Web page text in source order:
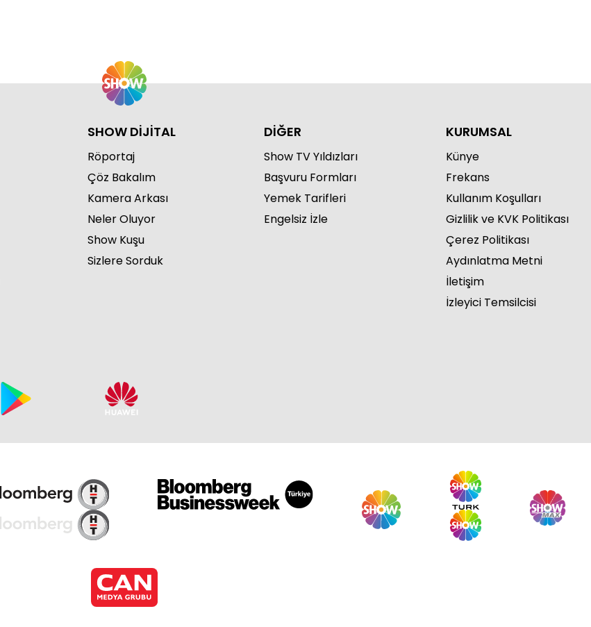
SHOW DİJİTAL
Röportaj
Çöz Bakalım
Kamera Arkası
Neler Oluyor
Show Kuşu
Sizlere Sorduk
DİĞER
Show TV Yıldızları
Başvuru Formları
Yemek Tarifleri
Engelsiz İzle
KURUMSAL
Künye
Frekans
Kullanım Koşulları
Gizlilik ve KVK Politikası
Çerez Politikası
Aydınlatma Metni
İletişim
İzleyici Temsilcisi